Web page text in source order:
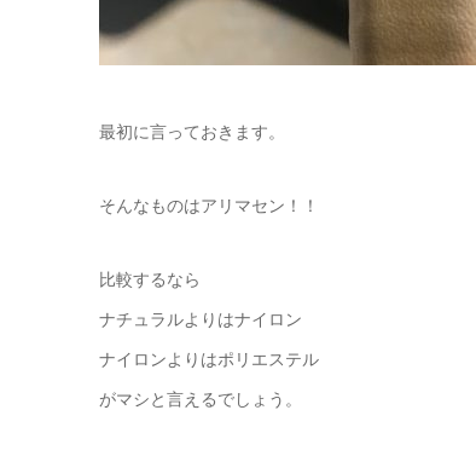
最初に言っておきます。
そんなものはアリマセン！！
比較するなら
ナチュラルよりはナイロン
ナイロンよりはポリエステル
がマシと言えるでしょう。